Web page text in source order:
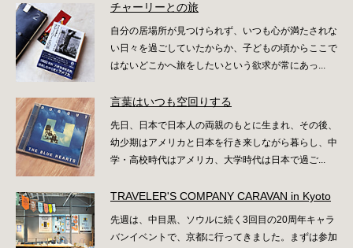
チャーリーとの旅
自分の居場所が見つけられず、いつも心が満たされな
い日々を過ごしていたからか、子どもの頃からここで
はないどこかへ旅をしたいという欲求が常にあっ...
言葉はいつも空回りする
先日、日本で日本人の両親のもとに生まれ、その後、
幼少期はアメリカと日本を行き来しながら暮らし、中
学・高校時代はアメリカ、大学時代は日本で過ご...
TRAVELER'S COMPANY CARAVAN in Kyoto
先週は、中目黒、ソウルに続く3回目の20周年キャラ
バンイベントで、京都に行ってきました。まずは参加